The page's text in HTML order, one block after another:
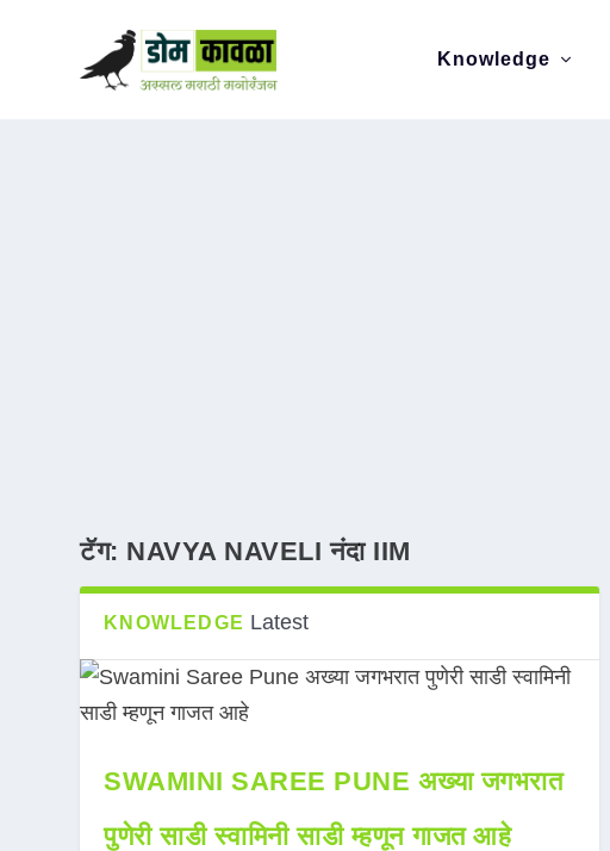
Knowledge
टॅग: NAVYA NAVELI नंदा IIM
KNOWLEDGE Latest
SWAMINI SAREE PUNE अख्या जगभरात
पुणेरी साडी स्वामिनी साडी म्हणून गाजत आहे